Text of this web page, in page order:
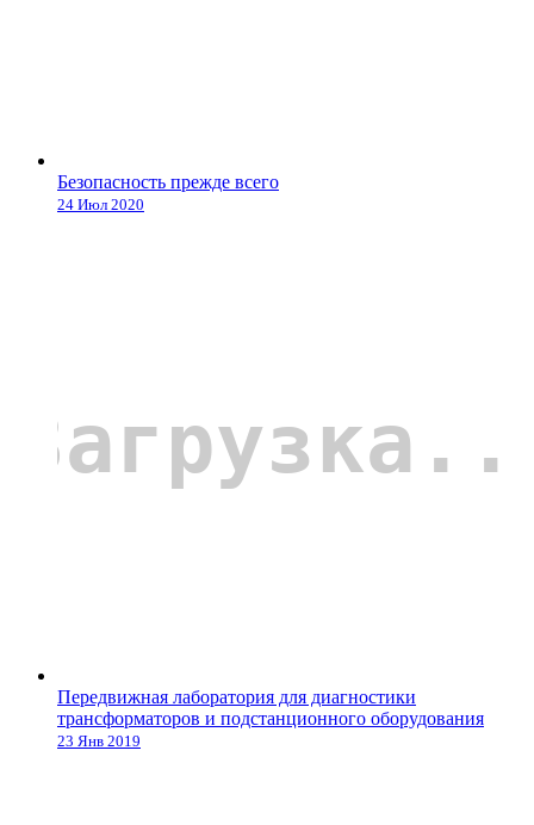
Безопасность прежде всего
24 Июл 2020
Передвижная лаборатория для диагностики
трансформаторов и подстанционного оборудования
23 Янв 2019